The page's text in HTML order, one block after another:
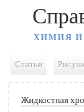
ХИМИЯ И
Статьи
Жидкостная